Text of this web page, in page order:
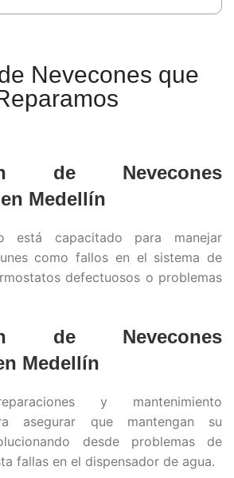
Nevecones que
de Nevecones
Medellín
está capacitado para manejar
como fallos en el sistema de
defectuosos o problemas
de Nevecones
Medellín
y mantenimiento
asegurar que mantengan su
desde problemas de
fallas en el dispensador de agua.